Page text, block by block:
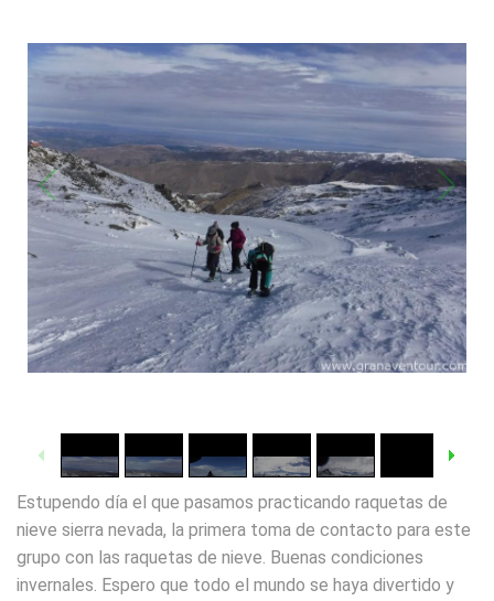
Estupendo día el que pasamos practicando raquetas de
nieve sierra nevada, la primera toma de contacto para este
grupo con las raquetas de nieve. Buenas condiciones
invernales. Espero que todo el mundo se haya divertido y